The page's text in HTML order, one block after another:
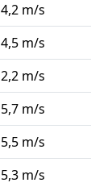
4,2 m/s
4,5 m/s
2,2 m/s
5,7 m/s
5,5 m/s
5,3 m/s